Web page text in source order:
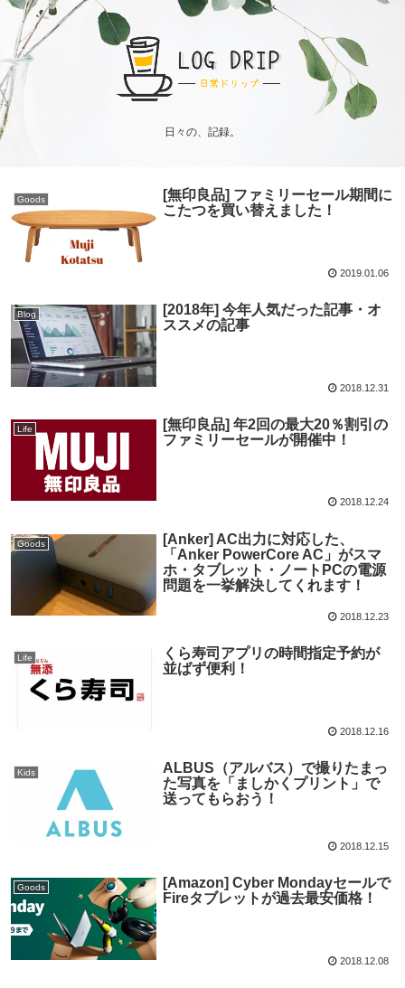
日々の、記録。
Goods
[無印良品] ファミリーセール期間に
こたつを買い替えました！
2019.01.06
Blog
[2018年] 今年人気だった記事・オ
ススメの記事
2018.12.31
Life
[無印良品] 年2回の最大20％割引の
ファミリーセールが開催中！
2018.12.24
Goods
[Anker] AC出力に対応した、
「Anker PowerCore AC」がスマ
ホ・タブレット・ノートPCの電源
問題を一挙解決してくれます！
2018.12.23
Life
くら寿司アプリの時間指定予約が
並ばず便利！
2018.12.16
Kids
ALBUS（アルバス）で撮りたまっ
た写真を「ましかくプリント」で
送ってもらおう！
2018.12.15
Goods
[Amazon] Cyber Mondayセールで
Fireタブレットが過去最安価格！
2018.12.08